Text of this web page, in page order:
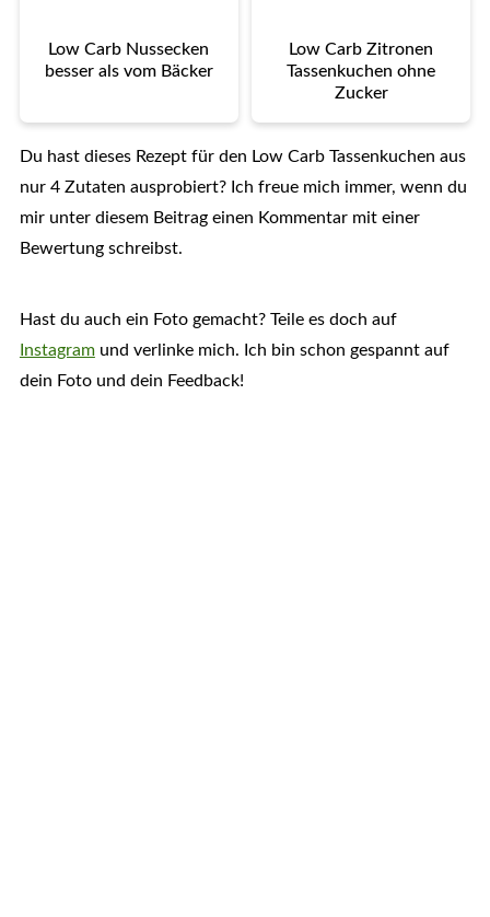
Low Carb Nussecken
besser als vom Bäcker
Low Carb Zitronen
Tassenkuchen ohne
Zucker
Du hast dieses Rezept für den Low Carb Tassenkuchen aus
nur 4 Zutaten ausprobiert? Ich freue mich immer, wenn du
mir unter diesem Beitrag einen Kommentar mit einer
Bewertung schreibst.
Hast du auch ein Foto gemacht? Teile es doch auf
Instagramund verlinke mich. Ich bin schon gespannt auf
dein Foto und dein Feedback!